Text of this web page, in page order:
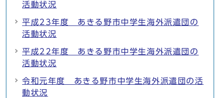
活動状況
平成23年度 あきる野市中学生海外派遣団の
活動状況
平成22年度 あきる野市中学生海外派遣団の
活動状況
令和元年度 あきる野市中学生海外派遣団の活
動状況